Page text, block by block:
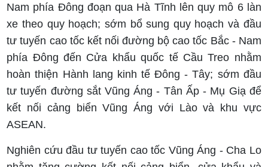
Nam phía Đông đoạn qua Hà Tĩnh lên quy mô 6 làn
xe theo quy hoạch; sớm bổ sung quy hoạch và đầu
tư tuyến cao tốc kết nối đường bộ cao tốc Bắc - Nam
phía Đông đến Cửa khẩu quốc tế Cầu Treo nhằm
hoàn thiện Hành lang kinh tế Đông - Tây; sớm đầu
tư tuyến đường sắt Vũng Áng - Tân Ấp - Mụ Giạ để
kết nối cảng biển Vũng Áng với Lào và khu vực
ASEAN.
Nghiên cứu đầu tư tuyến cao tốc Vũng Áng - Cha Lo